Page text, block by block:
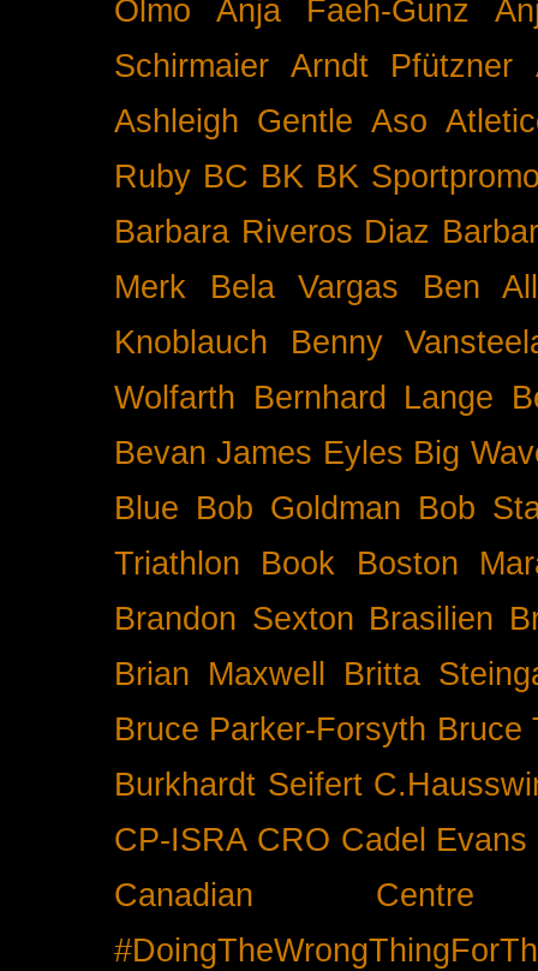
Olmo
Anja Faeh-Gunz
Schirmaier
Arndt Pfützner
Ashleigh Gentle Aso
Ruby BC BK BK
Barbara Riveros Diaz
Merk
Bela Vargas
Ben
Knoblauch
Benny
Wolfarth Bernhard Lange
Bevan James Eyles Big
Blue Bob Goldman Bob
Triathlon
Book
Boston
Brandon Sexton Brasilien
Brian Maxwell
Britta
Bruce Parker-Forsyth Bruce
Burkhardt Seifert
CP-ISRA CRO Cadel Evans
Canadian